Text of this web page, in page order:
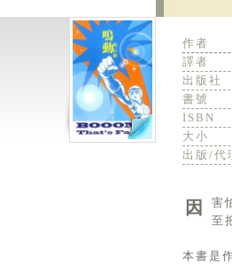
作者
譯者
出版社
書號
ISBN
大小
出版/代
因害怕陌生的感覺，我們或會喜歡留在信仰的安全地帶，拒絕冒險前進，滿足於思想貧乏的信仰表述，有時甚
至
本書是